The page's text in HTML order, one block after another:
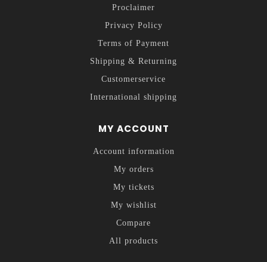
Proclaimer
Privacy Policy
Terms of Payment
Shipping & Returning
Customerservice
International shipping
MY ACCOUNT
Account information
My orders
My tickets
My wishlist
Compare
All products